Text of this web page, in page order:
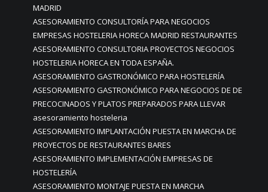
MADRID
ASESORAMIENTO CONSULTORÍA PARA NEGOCIOS
EMPRESAS HOSTELERIA HORECA MADRID RESTAURANTES
ASESORAMIENTO CONSULTORIA PROYECTOS NEGOCIOS
HOSTELERIA HORECA EN TODA ESPAÑA.
ASESORAMIENTO GASTRONÓMICO PARA HOSTELERÍA
ASESORAMIENTO GASTRONÓMICO PARA NEGOCIOS DE DE
PRECOCINADOS Y PLATOS PREPARADOS PARA LLEVAR
asesoramiento hosteleria
ASESORAMIENTO IMPLANTACIÓN PUESTA EN MARCHA DE
PROYECTOS DE RESTAURANTES BARES
ASESORAMIENTO IMPLEMENTACIÓN EMPRESAS DE
HOSTELERÍA
ASESORAMIENTO MONTAJE PUESTA EN MARCHA